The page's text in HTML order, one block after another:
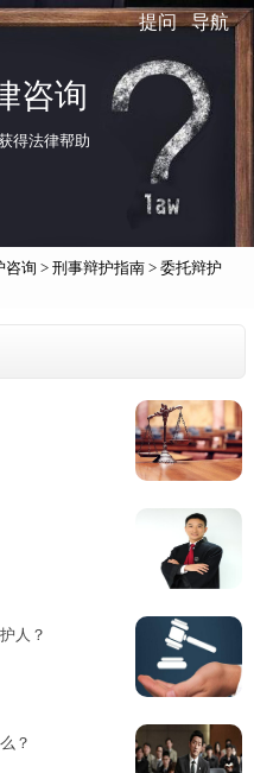
导航
提问
咨询
得法律帮助
咨询 > 刑事辩护指南> 委托辩护
人？
？